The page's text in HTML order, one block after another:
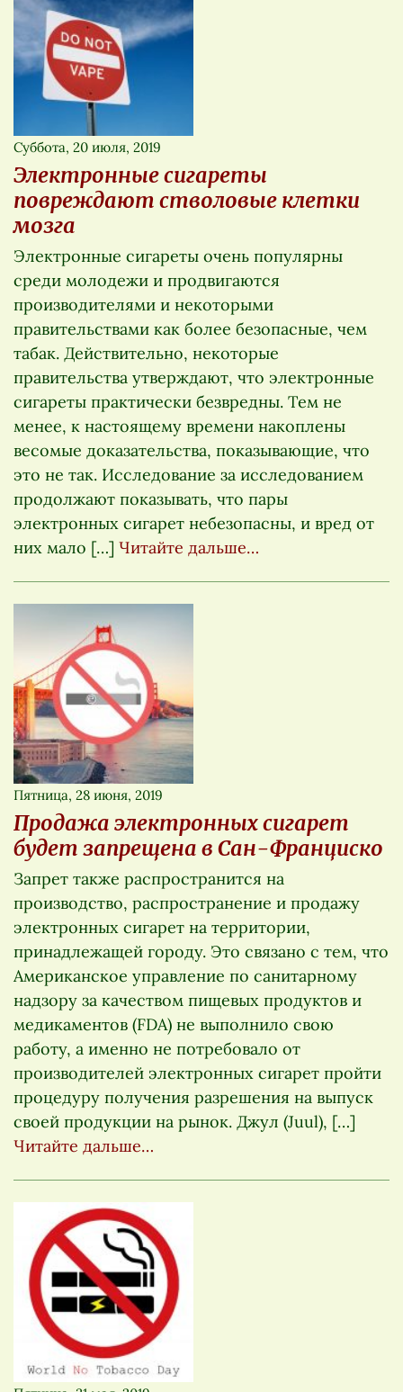
Суббота, 20 июля, 2019
Электронные сигареты
повреждают стволовые клетки
мозга
Электронные сигареты очень популярны
среди молодежи и продвигаются
производителями и некоторыми
правительствами как более безопасные, чем
табак. Действительно, некоторые
правительства утверждают, что электронные
сигареты практически безвредны. Тем не
менее, к настоящему времени накоплены
весомые доказательства, показывающие, что
это не так. Исследование за исследованием
продолжают показывать, что пары
электронных сигарет небезопасны, и вред от
них мало […] Читайте дальше…
Пятница, 28 июня, 2019
Продажа электронных сигарет
будет запрещена в Сан-Франциско
Запрет также распространится на
производство, распространение и продажу
электронных сигарет на территории,
принадлежащей городу. Это связано с тем, что
Американское управление по санитарному
надзору за качеством пищевых продуктов и
медикаментов (FDA) не выполнило свою
работу, а именно не потребовало от
производителей электронных сигарет пройти
процедуру получения разрешения на выпуск
своей продукции на рынок. Джул (Juul), […]
Читайте дальше…